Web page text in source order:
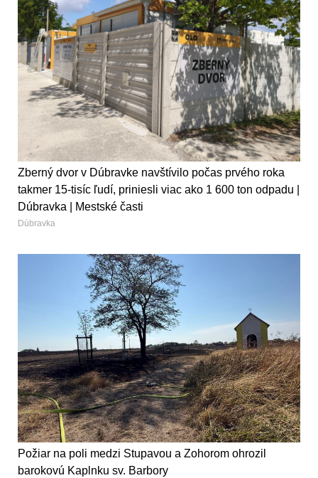
Zberný dvor v Dúbravke navštívilo počas prvého roka
takmer 15-tisíc ľudí, priniesli viac ako 1 600 ton odpadu |
Dúbravka | Mestské časti
Dúbravka
Požiar na poli medzi Stupavou a Zohorom ohrozil
barokovú Kaplnku sv. Barbory